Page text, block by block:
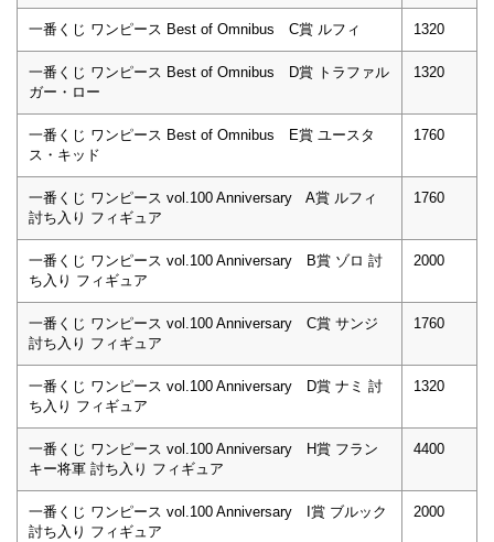
一番くじ ワンピース Best of Omnibus C賞 ルフィ 1320
一番くじ ワンピース Best of Omnibus D賞 トラファル
ガー・ロー
1320
一番くじ ワンピース Best of Omnibus E賞 ユースタ
ス・キッド
1760
一番くじ ワンピース vol.100 Anniversary A賞 ルフィ
討ち入り フィギュア
1760
一番くじ ワンピース vol.100 Anniversary B賞 ゾロ 討
ち入り フィギュア
2000
一番くじ ワンピース vol.100 Anniversary C賞 サンジ
討ち入り フィギュア
1760
一番くじ ワンピース vol.100 Anniversary D賞 ナミ 討
ち入り フィギュア
1320
一番くじ ワンピース vol.100 Anniversary H賞 フラン
キー将軍 討ち入り フィギュア
4400
一番くじ ワンピース vol.100 Anniversary I賞 ブルック
討ち入り フィギュア
2000